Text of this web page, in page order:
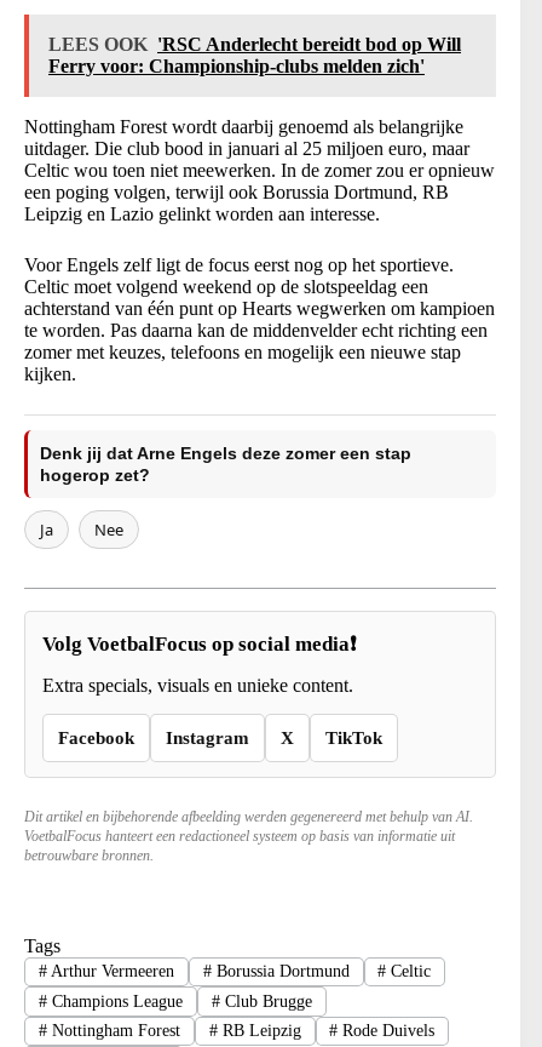
LEES OOK 'RSC Anderlecht bereidt bod op Will
Ferry voor: Championship-clubs melden zich'
Nottingham Forest wordt daarbij genoemd als belangrijke
uitdager. Die club bood in januari al 25 miljoen euro, maar
Celtic wou toen niet meewerken. In de zomer zou er opnieuw
een poging volgen, terwijl ook Borussia Dortmund, RB
Leipzig en Lazio gelinkt worden aan interesse.
Voor Engels zelf ligt de focus eerst nog op het sportieve.
Celtic moet volgend weekend op de slotspeeldag een
achterstand van één punt op Hearts wegwerken om kampioen
te worden. Pas daarna kan de middenvelder echt richting een
zomer met keuzes, telefoons en mogelijk een nieuwe stap
kijken.
Denk jij dat Arne Engels deze zomer een stap
hogerop zet?
Ja Nee
Volg VoetbalFocus op social media❗
Extra specials, visuals en unieke content.
Facebook Instagram X TikTok
Dit artikel en bijbehorende afbeelding werden gegenereerd met behulp van AI.
VoetbalFocus hanteert een redactioneel systeem op basis van informatie uit
betrouwbare bronnen.
Tags
#Arthur Vermeeren #Borussia Dortmund # Celtic
#Champions League #Club Brugge
#Nottingham Forest #RB Leipzig # Rode Duivels